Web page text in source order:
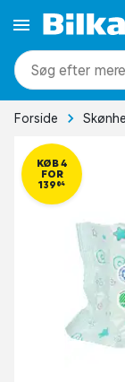
Forside
KØB 4
FOR
139,04